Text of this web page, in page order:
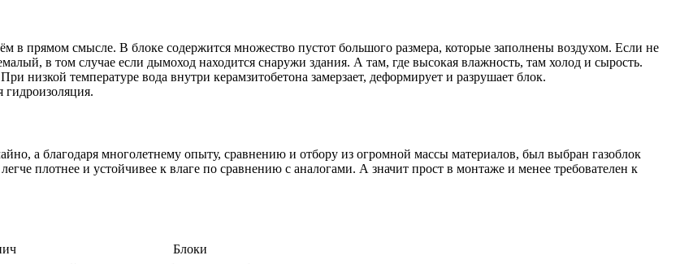
в прямом смысле. В блоке содержится множество пустот большого размера, которые заполнены воздухом. Если не
в том случае если дымоход находится снаружи здания. А там, где высокая влажность, там холод и сырость.
низкой температуре вода внутри керамзитобетона замерзает, деформирует и разрушает блок.
гидроизоляция.
а благодаря многолетнему опыту, сравнению и отбору из огромной массы материалов, был выбран газоблок
плотнее и устойчивее к влаге по сравнению с аналогами. А значит прост в монтаже и менее требователен к
Блоки